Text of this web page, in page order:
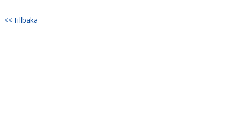
<< Tillbaka